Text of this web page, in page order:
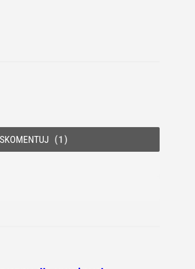
SKOMENTUJ 1